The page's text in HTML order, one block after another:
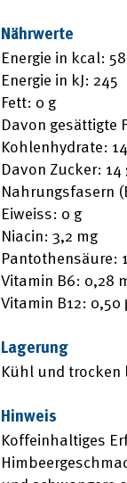
Nährwerte
Energie in kcal: 58
Energie in kJ: 245
Fett: 0 g
Davon gesättigte
Kohlenhydrate:
Davon Zucker: 14
Nahrungsfasern
Eiweiss: 0 g
Niacin: 3,2 mg
Pantothensäure:
Vitamin B6: 0,28
Vitamin B12: 0,50
Lagerung
Kühl und trocken
Hinweis
Koffeinhaltiges